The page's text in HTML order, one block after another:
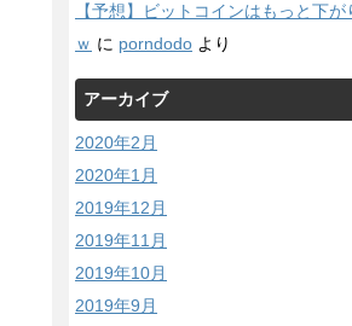
【予想】ビットコインはもっと下
ｗ に porndodo より
アーカイブ
2020年2月
2020年1月
2019年12月
2019年11月
2019年10月
2019年9月